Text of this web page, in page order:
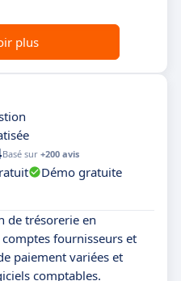
plus
Basé sur +200 avis
Démo gratuite
de trésorerie en
fournisseurs et
paiement variées et
comptables.